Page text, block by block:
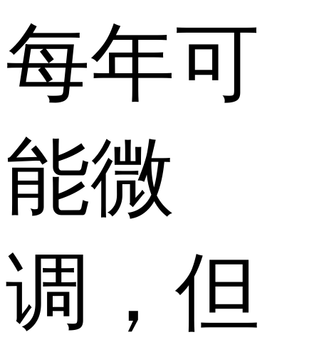
每年可
能微
调，但